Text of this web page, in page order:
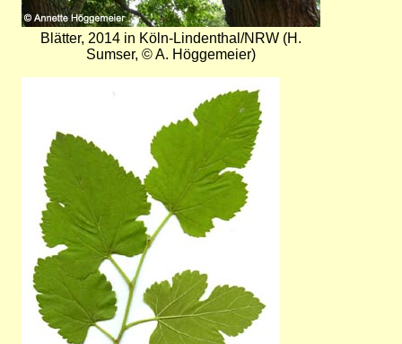
Blätter, 2014 in Köln-Lindenthal/NRW (H.
Sumser, © A. Höggemeier)